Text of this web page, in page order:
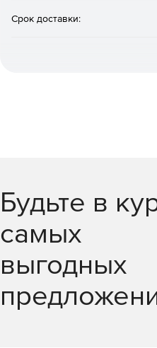
Централизованное
лицензий через единый
Отчетность – создание
всего важного сетевого
Срок доставки:
Будьте в
самых
выгодных